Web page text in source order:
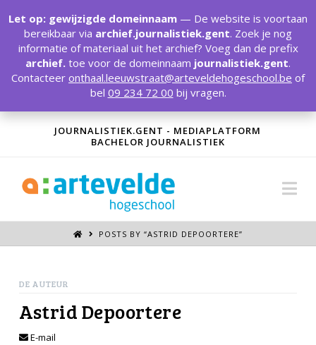
JOURNALISTIEK.GENT - MEDIAPLATFORM
BACHELOR JOURNALISTIEK
POSTS BY “ASTRID DEPOORTERE”
DE AUTEUR
Astrid Depoortere
E-mail
Let op: gewijzigde domeinnaam — De website is voortaan
bereikbaar via archief.journalistiek.gent. Zoek je nog
informatie of materiaal uit het archief? Voeg dan de prefix
archief. toe voor de domeinnaam journalistiek.gent.
Contacteer onthaal.leeuwstraat@arteveldehogeschool.be of
bel 09 234 72 00 bij vragen.